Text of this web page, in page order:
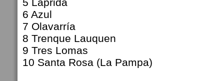
6 Azul
7 Olavarría
8 Trenque Lauquen
9 Tres Lomas
10 Santa Rosa (La Pampa)